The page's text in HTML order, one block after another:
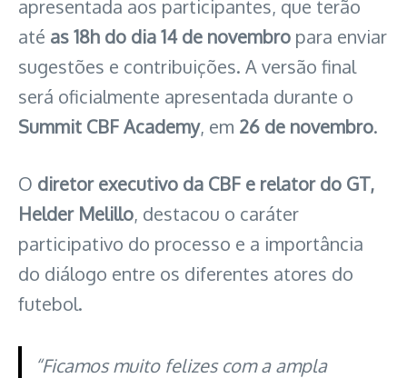
apresentada aos participantes, que terão
até as 18h do dia 14 de novembro para enviar
sugestões e contribuições. A versão final
será oficialmente apresentada durante o
Summit CBF Academy, em 26 de novembro.
O diretor executivo da CBF e relator do GT,
Helder Melillo, destacou o caráter
participativo do processo e a importância
do diálogo entre os diferentes atores do
futebol.
“Ficamos muito felizes com a ampla